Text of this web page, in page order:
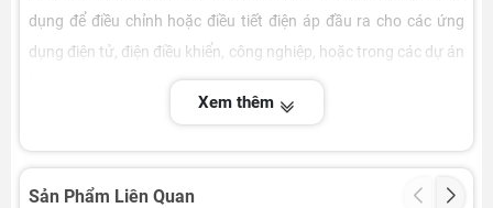
dụng để điều chỉnh hoặc điều tiết điện áp đầu ra cho các ứng
dụng điện tử, điện điều khiển, công nghiệp, hoặc trong các dự án
Xem thêm
Sản Phẩm Liên Quan